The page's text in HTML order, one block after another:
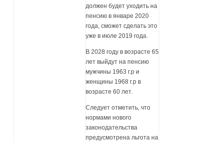
должен будет уходить на
пенсию в январе 2020
года, сможет сделать это
уже в июле 2019 года.
В 2028 году в возрасте 65
лет выйдут на пенсию
мужчины 1963 г.р и
женщины 1968 г.р в
возрасте 60 лет.
Следует отметить, что
нормами нового
законодательства
предусмотрена льгота на